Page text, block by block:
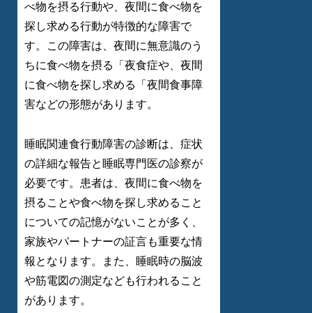
べ物を摂る行動や、夜間に食べ物を
探し求める行動が特徴的な障害で
す。この障害は、夜間に無意識のう
ちに食べ物を摂る「夜食症や、夜間
に食べ物を探し求める「夜間食事障
害などの形態があります。
睡眠関連食行動障害の診断は、症状
の詳細な報告と睡眠専門医の診察が
必要です。患者は、夜間に食べ物を
摂ることや食べ物を探し求めること
についての記憶がないことが多く、
家族やパートナーの証言も重要な情
報となります。また、睡眠時の脳波
や筋電図の測定なども行われること
があります。